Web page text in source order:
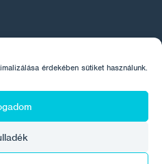
érdekében sütiket használunk.